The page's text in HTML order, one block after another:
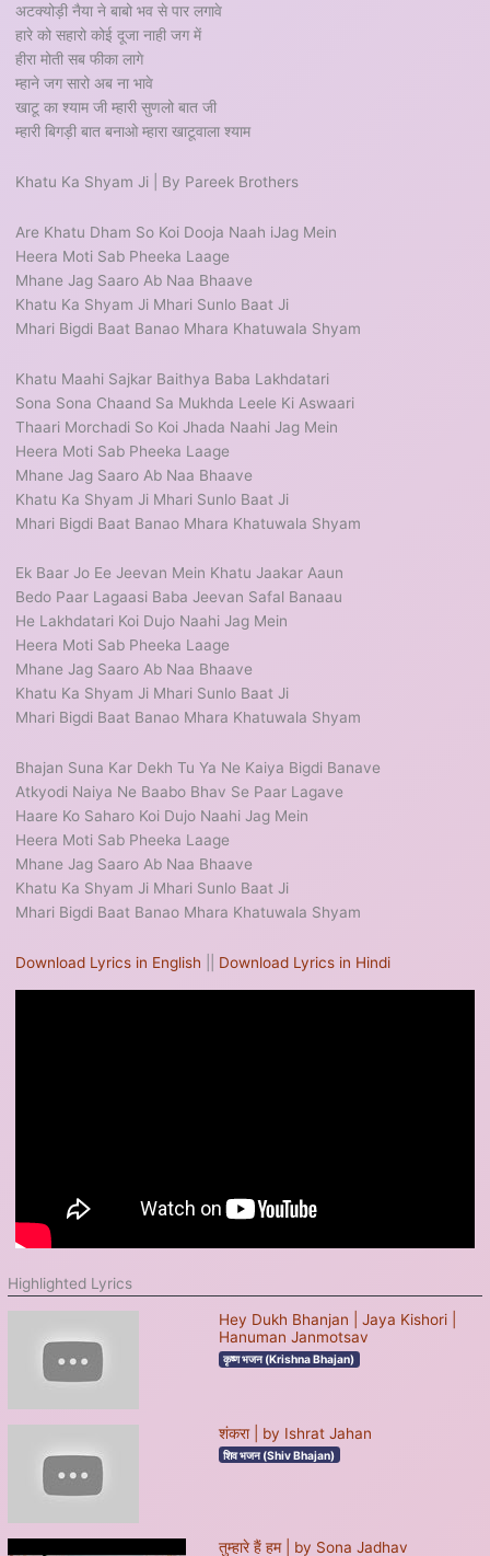
अटक्योड़ी नैया ने बाबो भव से पार लगावे
हारे को सहारो कोई दूजा नाही जग में
हीरा मोती सब फीका लागे
म्हाने जग सारो अब ना भावे
खाटू का श्याम जी म्हारी सुणलो बात जी
म्हारी बिगड़ी बात बनाओ म्हारा खाटूवाला श्याम
Khatu Ka Shyam Ji | By Pareek Brothers
Are Khatu Dham So Koi Dooja Naah iJag Mein
Heera Moti Sab Pheeka Laage
Mhane Jag Saaro Ab Naa Bhaave
Khatu Ka Shyam Ji Mhari Sunlo Baat Ji
Mhari Bigdi Baat Banao Mhara Khatuwala Shyam
Khatu Maahi Sajkar Baithya Baba Lakhdatari
Sona Sona Chaand Sa Mukhda Leele Ki Aswaari
Thaari Morchadi So Koi Jhada Naahi Jag Mein
Heera Moti Sab Pheeka Laage
Mhane Jag Saaro Ab Naa Bhaave
Khatu Ka Shyam Ji Mhari Sunlo Baat Ji
Mhari Bigdi Baat Banao Mhara Khatuwala Shyam
Ek Baar Jo Ee Jeevan Mein Khatu Jaakar Aaun
Bedo Paar Lagaasi Baba Jeevan Safal Banaau
He Lakhdatari Koi Dujo Naahi Jag Mein
Heera Moti Sab Pheeka Laage
Mhane Jag Saaro Ab Naa Bhaave
Khatu Ka Shyam Ji Mhari Sunlo Baat Ji
Mhari Bigdi Baat Banao Mhara Khatuwala Shyam
Bhajan Suna Kar Dekh Tu Ya Ne Kaiya Bigdi Banave
Atkyodi Naiya Ne Baabo Bhav Se Paar Lagave
Haare Ko Saharo Koi Dujo Naahi Jag Mein
Heera Moti Sab Pheeka Laage
Mhane Jag Saaro Ab Naa Bhaave
Khatu Ka Shyam Ji Mhari Sunlo Baat Ji
Mhari Bigdi Baat Banao Mhara Khatuwala Shyam
Download Lyrics in English Download Lyrics in Hindi
Highlighted Lyrics
Hey Dukh Bhanjan | Jaya Kishori |
Hanuman Janmotsav
कृष्ण भजन (Krishna Bhajan)
शंकरा | by Ishrat Jahan
शिव भजन (Shiv Bhajan)
तुम्हारे हैं हम | by Sona Jadhav